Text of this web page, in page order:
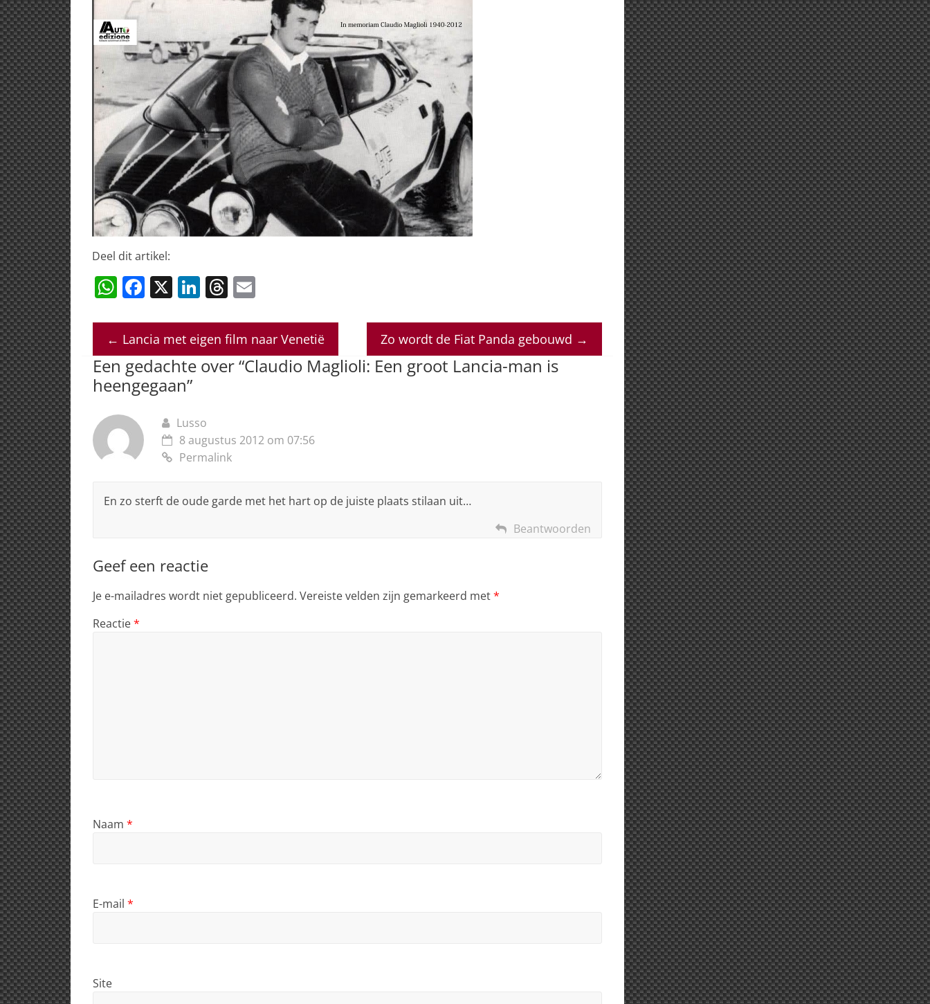
Deel dit artikel:
W
at
s
A
p
p
F
c
e
b
o
X Li
k
e
dI
T
re
a
d
ai
l
← Lancia met eigen film naar Venetië Zo wordt de Fiat Panda gebouwd →
Een gedachte over “Claudio Maglioli: Een groot Lancia-man is
heengegaan”
Lusso
8 augustus 2012 om 07:56
Permalink
En zo sterft de oude garde met het hart op de juiste plaats stilaan uit…
Beantwoorden
Geef een reactie
Je e-mailadres wordt niet gepubliceerd. Vereiste velden zijn gemarkeerd met*
Reactie*
Naam *
E-mail *
Site